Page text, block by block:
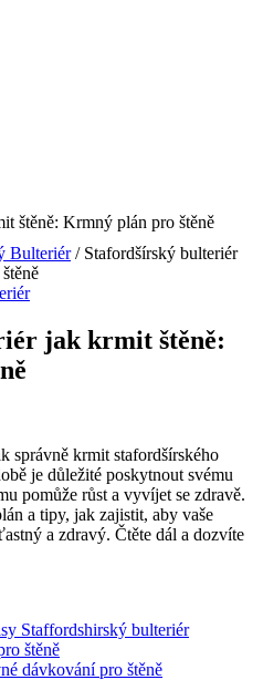
Bulteriér / Stafordšírský bulteriér
jak krmit štěně:
správně krmit stafordšírského
je důležité poskytnout svému
pomůže růst a vyvíjet se zdravě.
a tipy, jak zajistit, aby vaše
a zdravý. Čtěte dál a dozvíte
Staffordshirský bulteriér
štěně
dávkování pro štěně